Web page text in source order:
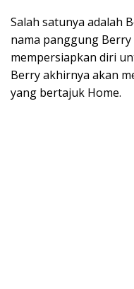
Salah satunya adalah
nama panggung
mempersiapkan diri
Berry akhirnya akan
yang bertajuk Home.